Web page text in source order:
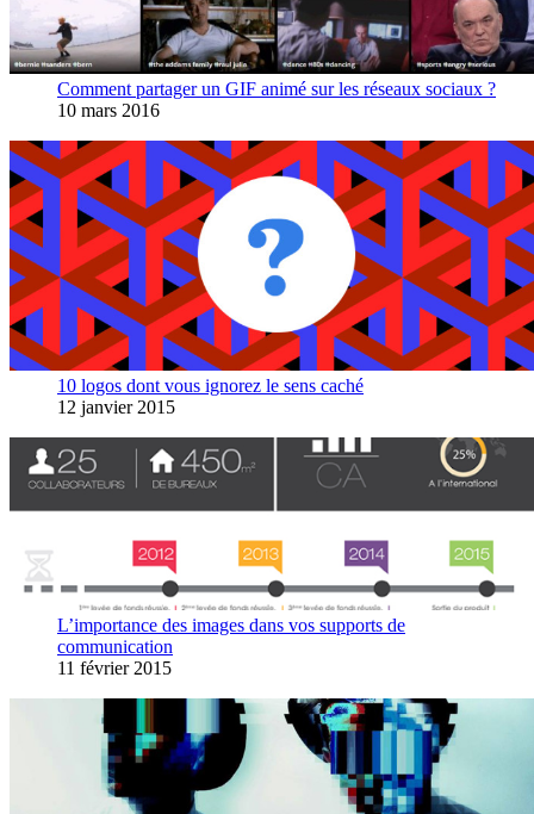
Comment partager un GIF animé sur les réseaux sociaux ?
10 mars 2016
10 logos dont vous ignorez le sens caché
12 janvier 2015
L’importance des images dans vos supports de
communication
11 février 2015